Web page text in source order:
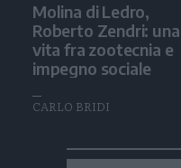
Molina di Ledro,
Roberto Zendri: una
vita fra zootecnia e
impegno sociale
CARLO BRIDI